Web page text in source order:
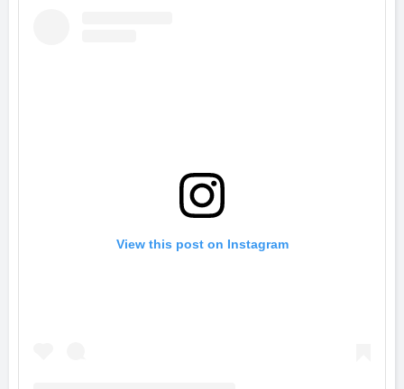
View this post on Instagram